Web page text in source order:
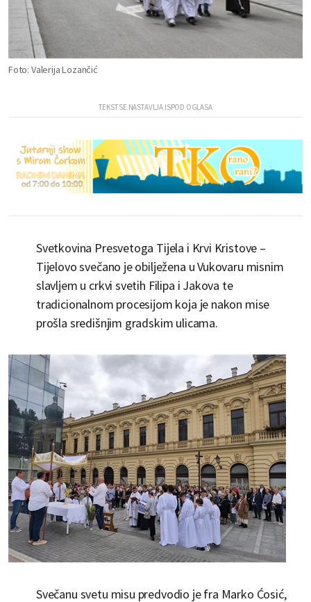
Foto: Valerija Lozančić
Svetkovina Presvetoga Tijela i Krvi Kristove –
Tijelovo svečano je obilježena u Vukovaru misnim
slavljem u crkvi svetih Filipa i Jakova te
tradicionalnom procesijom koja je nakon mise
prošla središnjim gradskim ulicama.
Svečanu svetu misu predvodio je fra Marko Ćosić,